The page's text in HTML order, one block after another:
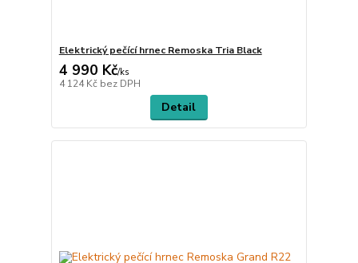
Elektrický pečící hrnec Remoska Tria Black
4 990 Kč/ks
4 124 Kč bez DPH
Detail